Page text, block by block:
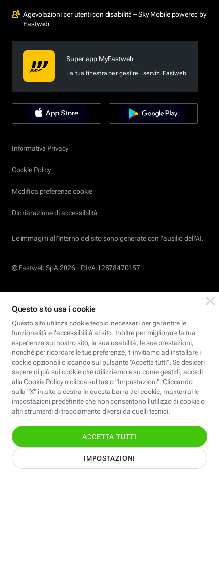
Agevolazioni per utenti con disabilità – Sky Mobile powered by
Fastweb
Super app MyFastweb
La tua finestra per gestire i servizi Fastweb
Informativa Privacy
Cookie Policy
Modifica preferenze cookie
Dichiarazione di accessibilità
Le immagini all’interno del sito sono generate con l'ausilio dell'AI.
© Fastweb SpA 2026 - P.IVA 12878470157